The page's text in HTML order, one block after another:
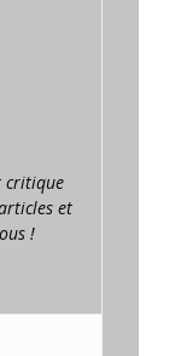
critique
et
!